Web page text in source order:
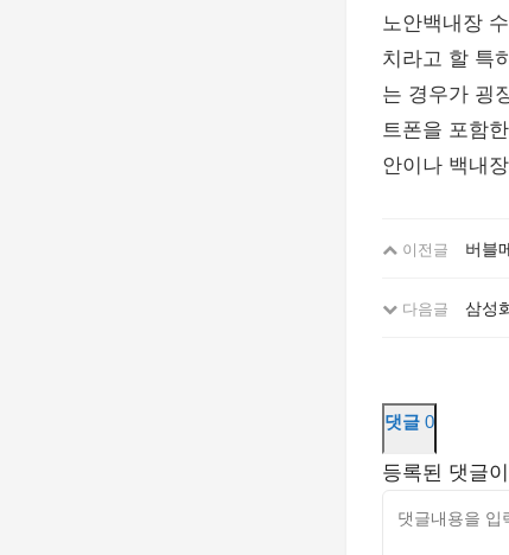
노안백내장
치라고 할 특
는 경우가 굉
트폰을 포함
안이나 백내
이전글 버블
다음글 삼성
댓글 0
등록된 댓글